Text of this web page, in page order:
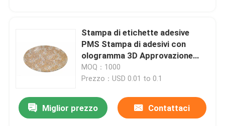
Stampa di etichette adesive
PMS Stampa di adesivi con
ologramma 3D Approvazione
FSC
MOQ：1000
Prezzo：USD 0.01 to 0.1
Miglior prezzo Contattaci